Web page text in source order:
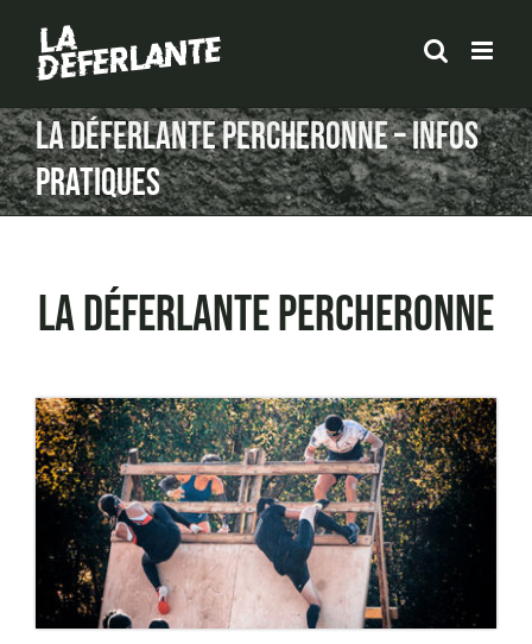
contenu
La Déferlante Percheronne – Infos
pratiques
LA DÉFERLANTE PERCHERONNE